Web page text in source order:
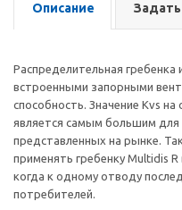
Описание
Распределительная гребенка
встроенными запорными
способность. Значение Kvs
является самым большим для
представленных на рынке.
применять гребенку Multidis
когда к одному отводу
потребителей.